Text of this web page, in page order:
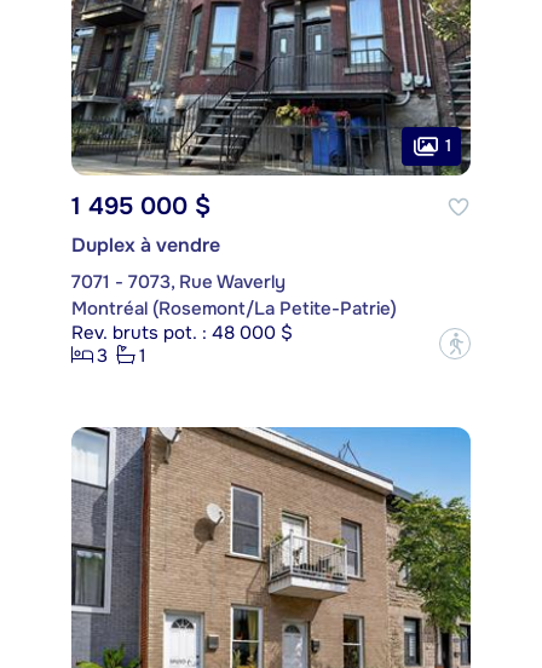
1
1 495 000 $
Duplex à vendre
7071 - 7073, Rue Waverly
Montréal (Rosemont/La Petite-Patrie)
Rev. bruts pot. : 48 000 $
3
1 ?